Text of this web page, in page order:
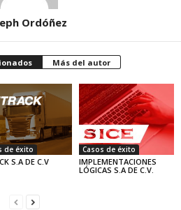
Ordóñez
Más del autor
de éxito
S.A DE C.V
Casos de éxito
IMPLEMENTACIONES
LÓGICAS S.A DE C.V.